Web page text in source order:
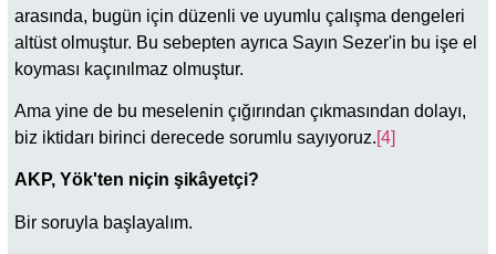
arasında, bugün için düzenli ve uyumlu çalışma dengeleri
altüst olmuştur. Bu sebepten ayrıca Sayın Sezer'in bu işe el
koyması kaçınılmaz olmuştur.
Ama yine de bu meselenin çığırından çıkmasından dolayı,
biz iktidarı birinci derecede sorumlu sayıyoruz.[4]
AKP, Yök'ten niçin şikâyetçi?
Bir soruyla başlayalım.